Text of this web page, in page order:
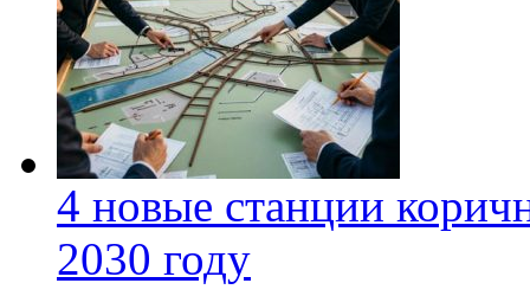
4 новые станции
2030 году